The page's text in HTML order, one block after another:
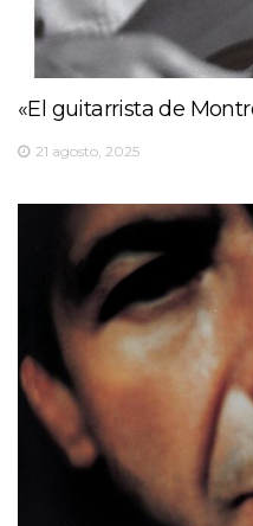
«El guitarrista de
21 agosto, 2025